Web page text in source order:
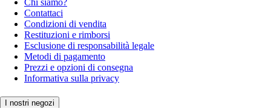
Chi siamo?
Contattaci
Condizioni di vendita
Restituzioni e rimborsi
Esclusione di responsabilità legale
Metodi di pagamento
Prezzi e opzioni di consegna
Informativa sulla privacy
I nostri negozi